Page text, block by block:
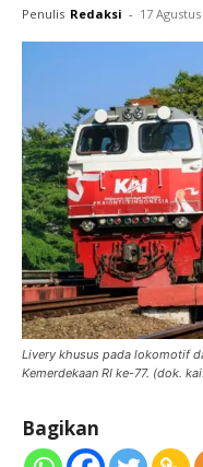
Penulis Redaksi - 17
Livery khusus pada lokomotif
Kemerdekaan RI ke-77. (dok.
Bagikan